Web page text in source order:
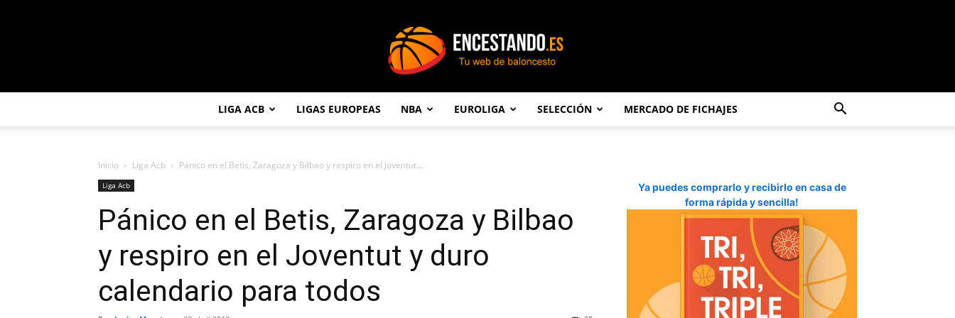
LIGA ACB LIGAS EUROPEAS NBA EUROLIGA SELECCIÓN MERCADO DE FICHAJES
Inicio Liga Acb Pánico en el Betis, Zaragoza y Bilbao y respiro en el Joventut...
Liga Acb
Pánico en el Betis, Zaragoza y Bilbao
y respiro en el Joventut y duro
calendario para todos
Ya puedes comprarlo y recibirlo en casa de
forma rápida y sencilla!